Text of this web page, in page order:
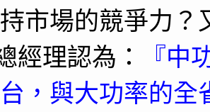
市場的競爭力
經理認為：
『中
，與大功率的